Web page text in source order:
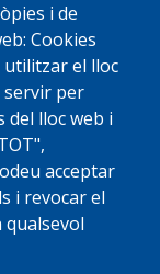
i de
Cookies
utilitzar el lloc
servir per
del lloc web i
acceptar
i revocar el